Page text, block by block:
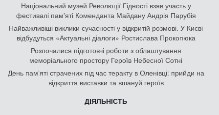
Національний музей Революції Гідності взяв участь у
фестивалі пам'яті Коменданта Майдану Андрія Парубія
Найважливіші виклики сучасності у відкритій розмові. У Києві
відбудуться «Актуальні діалоги» Ростислава Прокопюка
Розпочалися підготовчі роботи з облаштування
меморіального простору Героїв Небесної Сотні
День памʼяті страчених під час теракту в Оленівці: прийди на
відкриття виставки та вшануй героїв
ДІЯЛЬНІСТЬ